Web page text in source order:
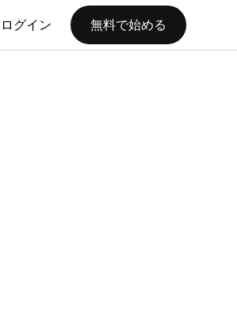
ログイン 無料で始める